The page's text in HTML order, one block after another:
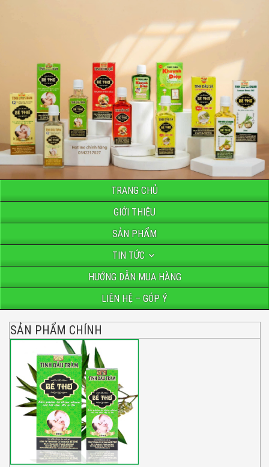
TRANG CHỦ
GIỚI THIỆU
SẢN PHẨM
TIN TỨC
HƯỚNG DẪN MUA HÀNG
LIÊN HỆ – GÓP Ý
SẢN PHẨM CHÍNH